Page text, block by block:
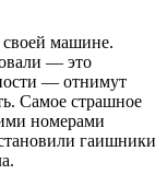
своей машине.
— это
— отнимут
Самое страшное
номерами
гаишники